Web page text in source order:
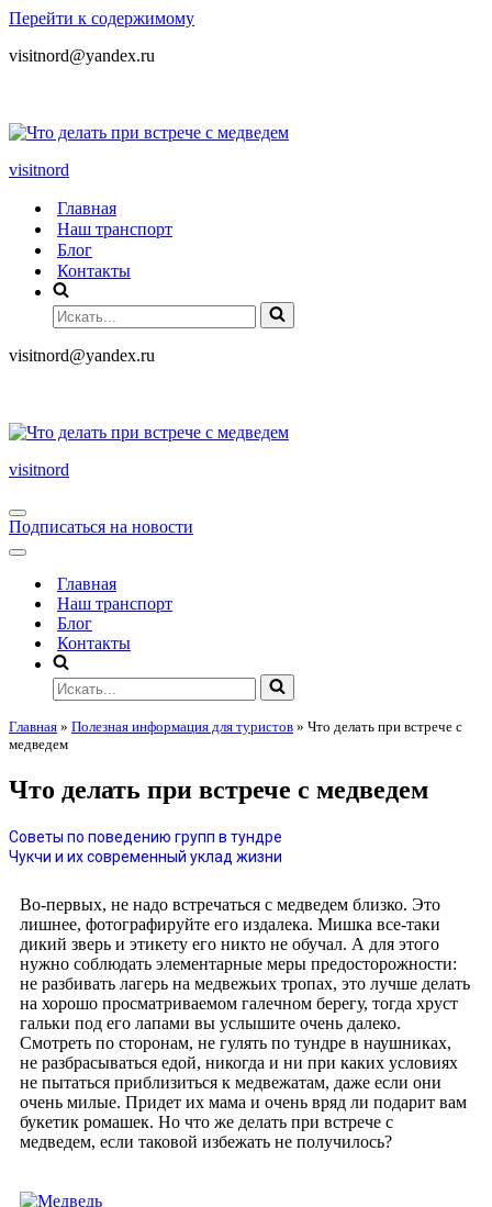
Перейти к содержимому
visitnord@yandex.ru
visitnord
Главная
Наш транспорт
Блог
Контакты
visitnord@yandex.ru
visitnord
Подписаться на новости
Главная
Наш транспорт
Блог
Контакты
Главная » Полезная информация для туристов » Что делать при встрече с
медведем
Что делать при встрече с медведем
Советы по поведению групп в тундре
Чукчи и их современный уклад жизни
Во-первых, не надо встречаться с медведем близко. Это
лишнее, фотографируйте его издалека. Мишка все-таки
дикий зверь и этикету его никто не обучал. А для этого
нужно соблюдать элементарные меры предосторожности:
не разбивать лагерь на медвежьих тропах, это лучше делать
на хорошо просматриваемом галечном берегу, тогда хруст
гальки под его лапами вы услышите очень далеко.
Смотреть по сторонам, не гулять по тундре в наушниках,
не разбрасываться едой, никогда и ни при каких условиях
не пытаться приблизиться к медвежатам, даже если они
очень милые. Придет их мама и очень вряд ли подарит вам
букетик ромашек. Но что же делать при встрече с
медведем, если таковой избежать не получилось?